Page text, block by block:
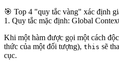
🎯 Top 4 "quy tắc vàng" xác định
1. Quy tắc mặc định: Global
Khi một hàm được gọi một cách
thức của một đối tượng), this sẽ
cục.